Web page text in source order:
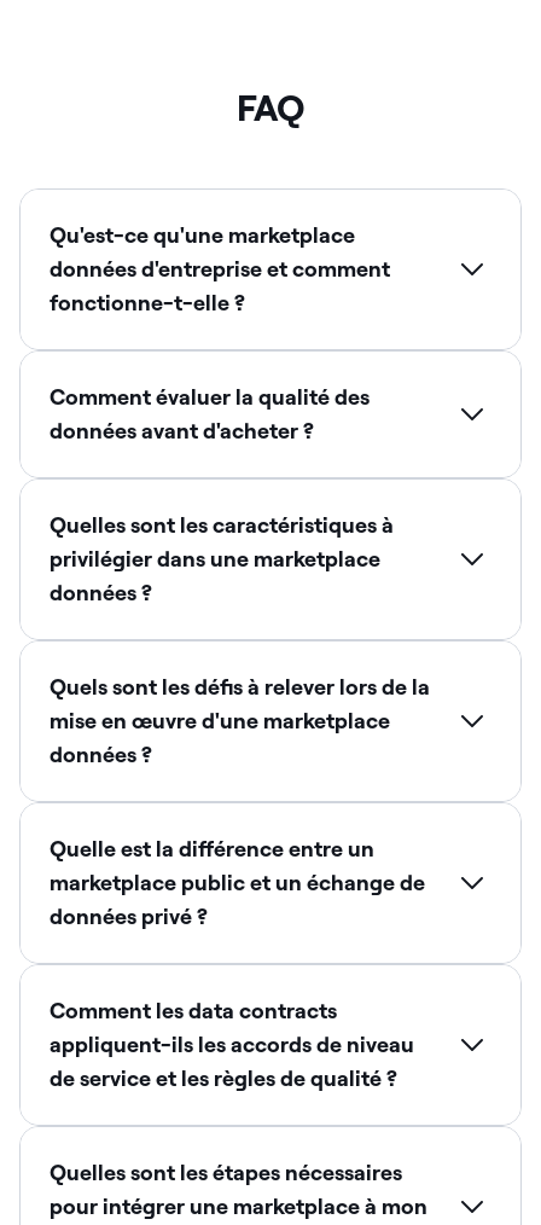
FAQ
Qu'est-ce qu'une marketplace
données d'entreprise et comment
fonctionne-t-elle ?
Comment évaluer la qualité des
données avant d'acheter ?
Quelles sont les caractéristiques à
privilégier dans une marketplace
données ?
Quels sont les défis à relever lors de la
mise en œuvre d'une marketplace
données ?
Quelle est la différence entre un
marketplace public et un échange de
données privé ?
Comment les data contracts
appliquent-ils les accords de niveau
de service et les règles de qualité ?
Quelles sont les étapes nécessaires
pour intégrer une marketplace à mon